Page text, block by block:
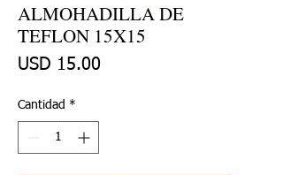
ALMOHADILLA DE
TEFLON 15X15
USD 15.00Precio
Cantidad *